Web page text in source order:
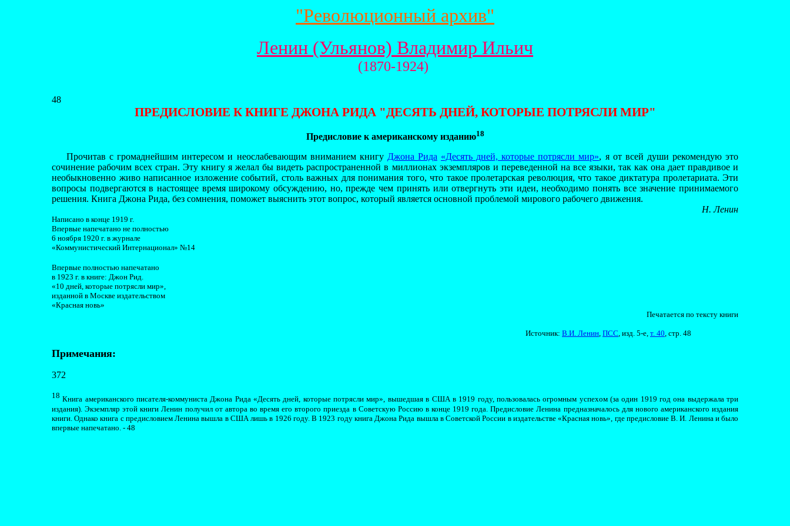
"Революционный архив"
Ленин (Ульянов) Владимир Ильич
(1870-1924)
48
ПРЕДИСЛОВИЕ К КНИГЕ ДЖОНА РИДА "ДЕСЯТЬ ДНЕЙ, КОТОРЫЕ ПОТРЯСЛИ МИР"
Предисловие к американскому изданию18
Прочитав с громаднейшим интересом и неослабевающим вниманием книгу Джона Рида «Десять дней, которые потрясли мир», я от всей души рекомендую это
сочинение рабочим всех стран. Эту книгу я желал бы видеть распространенной в миллионах экземпляров и переведенной на все языки, так как она дает правдивое и
необыкновенно живо написанное изложение событий, столь важных для понимания того, что такое пролетарская революция, что такое диктатура пролетариата. Эти
вопросы подвергаются в настоящее время широкому обсуждению, но, прежде чем принять или отвергнуть эти идеи, необходимо понять все значение принимаемого
решения. Книга Джона Рида, без сомнения, поможет выяснить этот вопрос, который является основной проблемой мирового рабочего движения.
Н. Ленин
Написано в конце 1919 г.
Впервые напечатано не полностью
6 ноября 1920 г. в журнале
«Коммунистический Интернационал» №14
Впервые полностью напечатано
в 1923 г. в книге: Джон Рид.
«10 дней, которые потрясли мир»,
изданной в Москве издательством
«Красная новь»
Печатается по тексту книги
Источник: В.И. Ленин, ПСС, изд. 5-е, т. 40, стр. 48
Примечания:
372
18 Книга американского писателя-коммуниста Джона Рида «Десять дней, которые потрясли мир», вышедшая в США в 1919 году, пользовалась огромным успехом (за один 1919 год она выдержала три
издания). Экземпляр этой книги Ленин получил от автора во время его второго приезда в Советскую Россию в конце 1919 года. Предисловие Ленина предназначалось для нового американского издания
книги. Однако книга с предисловием Ленина вышла в США лишь в 1926 году. В 1923 году книга Джона Рида вышла в Советской России в издательстве «Красная новь», где предисловие В. И. Ленина и было
впервые напечатано. - 48